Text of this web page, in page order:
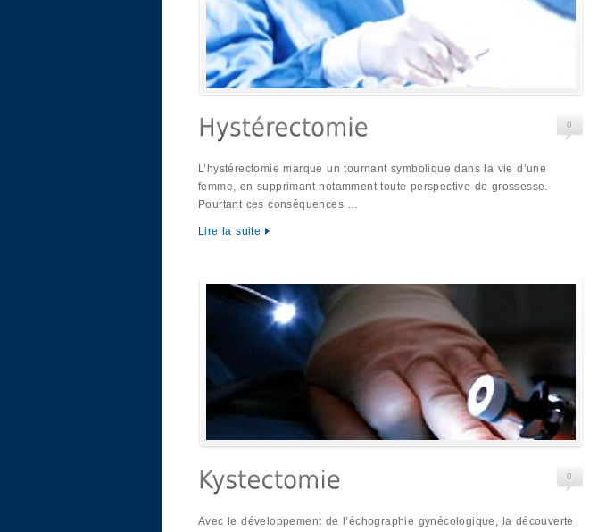
0
L’hystérectomie marque un tournant symbolique dans la vie d’une
femme, en supprimant notamment toute perspective de grossesse.
Pourtant ces conséquences …
Lire la suite
0
Avec le développement de l’échographie gynécologique, la découverte